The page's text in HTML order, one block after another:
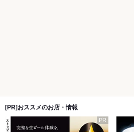
[PR]おススメのお店・情報
PR